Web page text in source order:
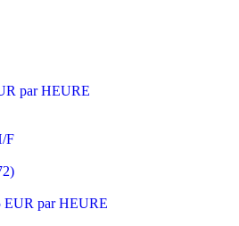
par HEURE
F
EUR par HEURE